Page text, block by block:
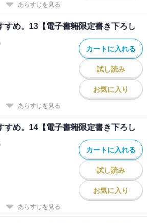
あらすじを見る
すめ。13【電子書籍限定書き下ろし
カートに入れる
試し読み
お気に入り
あらすじを見る
すめ。14【電子書籍限定書き下ろし
カートに入れる
試し読み
お気に入り
あらすじを見る